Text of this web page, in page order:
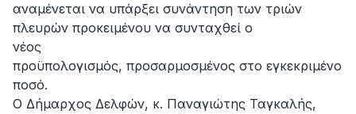
αναμένεται να υπάρξει συνάντηση των τριών
πλευρών προκειμένου να συνταχθεί ο
νέος
προϋπολογισμός, προσαρμοσμένος στο εγκεκριμένο
ποσό.
Ο Δήμαρχος Δελφών, κ. Παναγιώτης Ταγκαλής,